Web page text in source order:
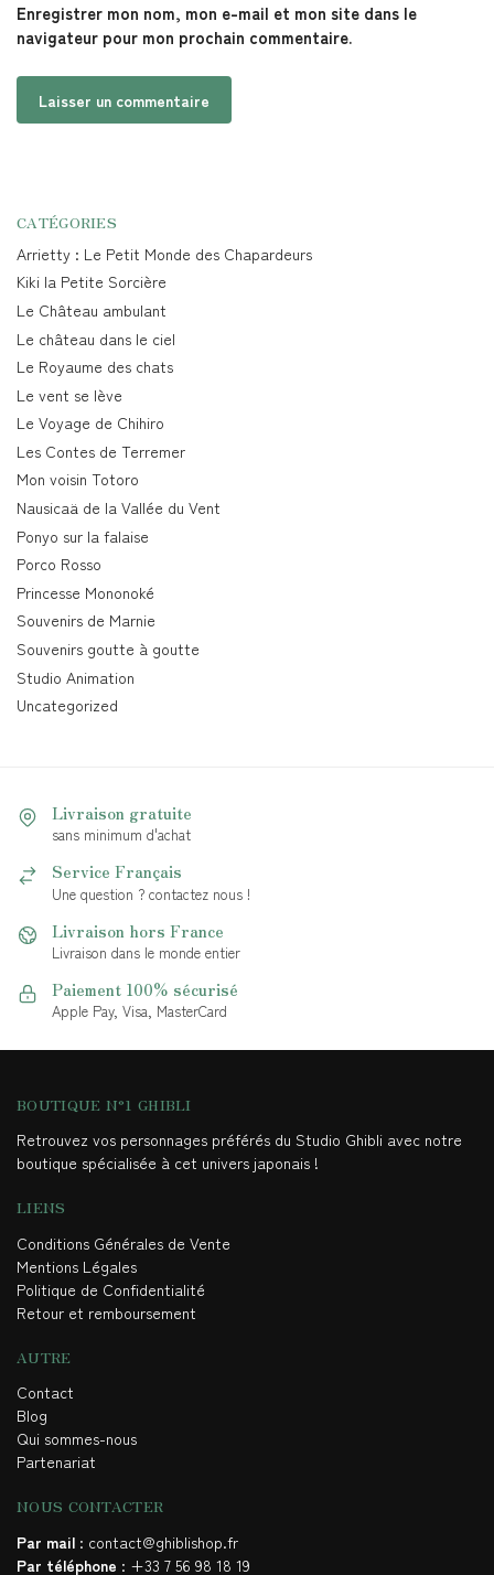
Enregistrer mon nom, mon e-mail et mon site dans le
navigateur pour mon prochain commentaire.
CATÉGORIES
Arrietty : Le Petit Monde des Chapardeurs
Kiki la Petite Sorcière
Le Château ambulant
Le château dans le ciel
Le Royaume des chats
Le vent se lève
Le Voyage de Chihiro
Les Contes de Terremer
Mon voisin Totoro
Nausicaä de la Vallée du Vent
Ponyo sur la falaise
Porco Rosso
Princesse Mononoké
Souvenirs de Marnie
Souvenirs goutte à goutte
Studio Animation
Uncategorized
Livraison gratuite
sans minimum d'achat
Service Français
Une question ? contactez nous !
Livraison hors France
Livraison dans le monde entier
Paiement 100% sécurisé
Apple Pay, Visa, MasterCard
BOUTIQUE N°1 GHIBLI
Retrouvez vos personnages préférés du Studio Ghibli avec notre
boutique spécialisée à cet univers japonais !
LIENS
Conditions Générales de Vente
Mentions Légales
Politique de Confidentialité
Retour et remboursement
AUTRE
Contact
Blog
Qui sommes-nous
Partenariat
NOUS CONTACTER
Par mail : contact@ghiblishop.fr
Par téléphone : +33 7 56 98 18 19